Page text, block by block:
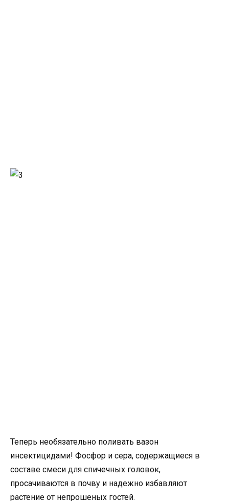
Теперь необязательно поливать вазон
инсектицидами! Фосфор и сера, содержащиеся в
составе смеси для спичечных головок,
просачиваются в почву и надежно избавляют
растение от непрошеных гостей.